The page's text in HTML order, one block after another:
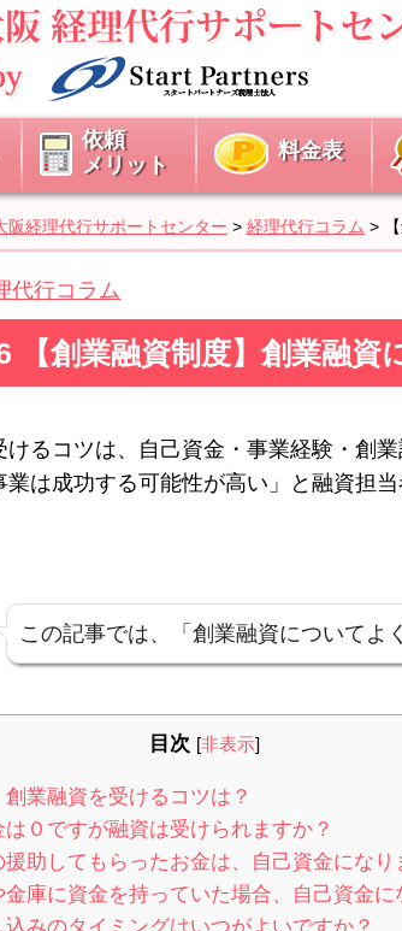
依頼
メリット
料金表
阪経理代行サポートセンター > 経理代行コラム >
代行コラム
【創業融資制度】創業融
けるコツは、自己資金・事業経験・創
業は成功する可能性が高い」と融資担
この記事では、「創業融資についてよ
目次 [非表示]
業融資を受けるコツは？
０ですが融資は受けられますか？
助してもらったお金は、自己資金になり
庫に資金を持っていた場合、自己資金に